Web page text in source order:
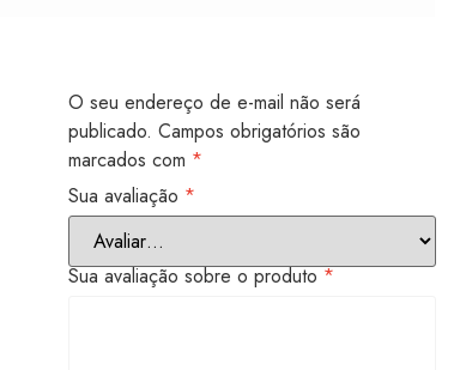
O seu endereço de e-mail não será
publicado. Campos obrigatórios são
marcados com *
Sua avaliação *
Sua avaliação sobre o produto*